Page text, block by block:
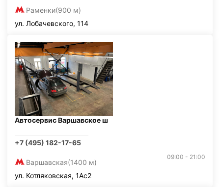
Раменки(900 м)
ул. Лобачевского, 114
Автосервис Варшавское ш
+7 (495) 182-17-65
Варшавская(1400 м)
09:00 - 21:00
ул. Котляковская, 1Ас2